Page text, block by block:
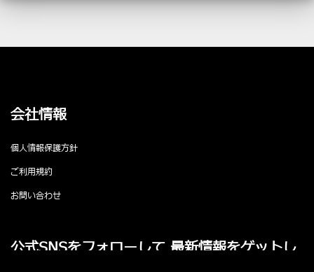
会社情報
個人情報保護方針
ご利用規約
お問い合わせ
公式SNSをフォローして 最新情報をゲットし